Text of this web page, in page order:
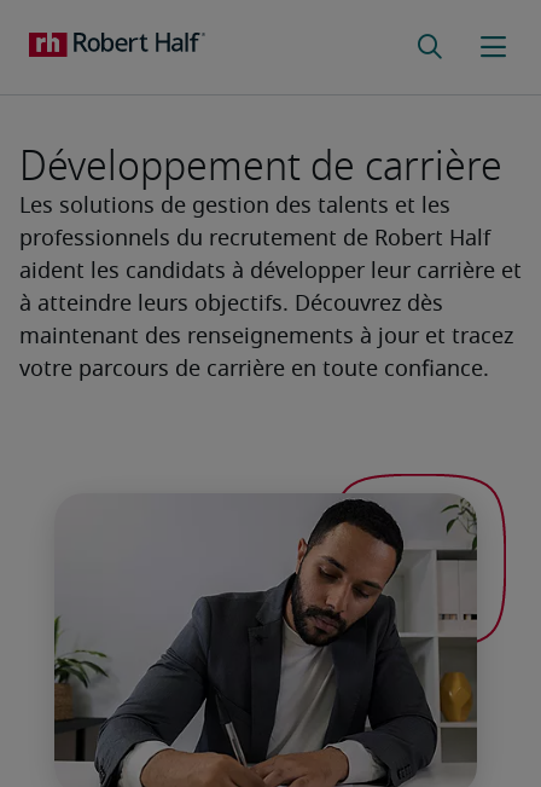
Développement de carrière
Les solutions de gestion des talents et les
professionnels du recrutement de Robert Half
aident les candidats à développer leur carrière et
à atteindre leurs objectifs. Découvrez dès
maintenant des renseignements à jour et tracez
votre parcours de carrière en toute confiance.